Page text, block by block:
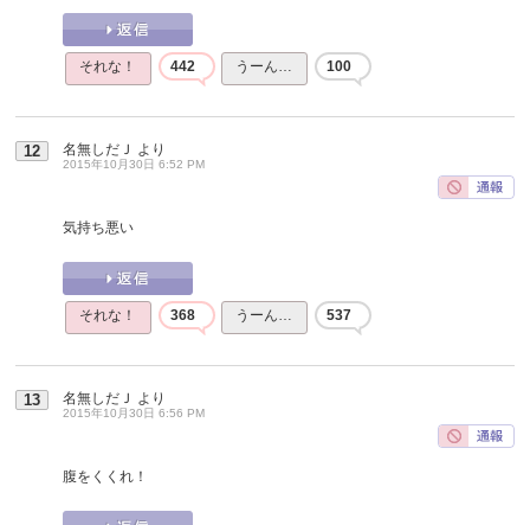
それな！ 442 うーん… 100
12 名無しだＪ より
2015年10月30日 6:52 PM
気持ち悪い
それな！ 368 うーん… 537
13 名無しだＪ より
2015年10月30日 6:56 PM
腹をくくれ！